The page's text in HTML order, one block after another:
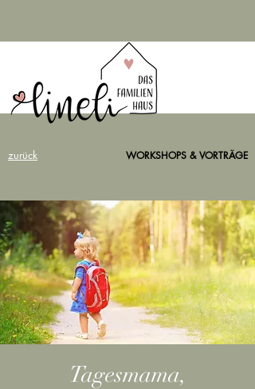
Tagesmama,
zurück WORKSHOPS & VORTRÄGE